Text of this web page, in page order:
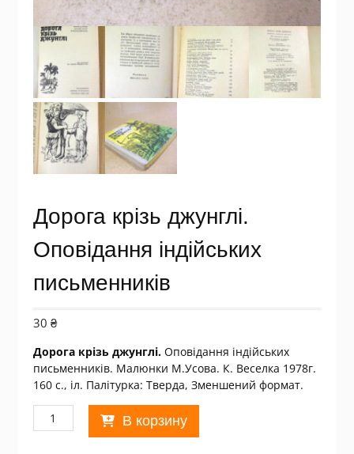
Дорога крізь джунглі.
Оповідання індійських
письменників
30 ₴
Дорога крізь джунглі. Оповідання індійських
письменників. Малюнки М.Усова. К. Веселка 1978г.
160 с., іл. Палiтурка: Тверда, Зменшений формат.
Количество
товара
В корзину